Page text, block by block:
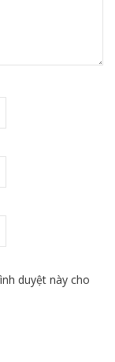
duyệt này cho